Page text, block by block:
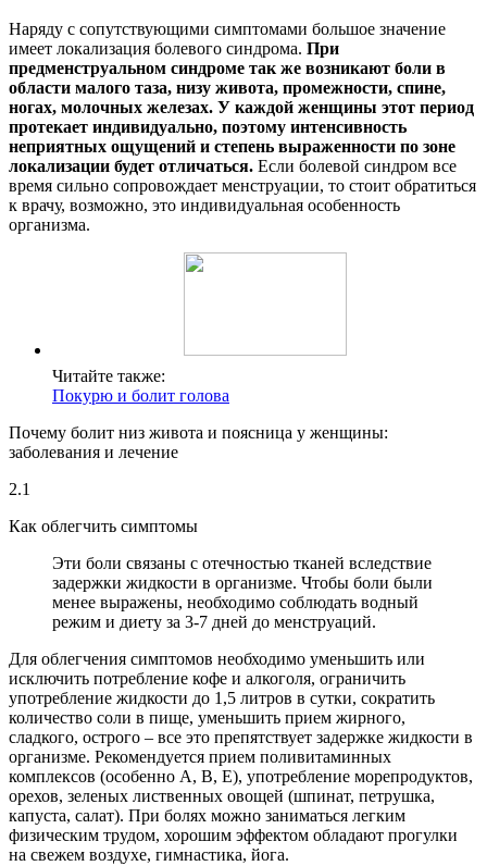
Наряду с сопутствующими симптомами большое значение
имеет локализация болевого синдрома. При
предменструальном синдроме так же возникают боли в
области малого таза, низу живота, промежности, спине,
ногах, молочных железах. У каждой женщины этот период
протекает индивидуально, поэтому интенсивность
неприятных ощущений и степень выраженности по зоне
локализации будет отличаться. Если болевой синдром все
время сильно сопровождает менструации, то стоит обратиться
к врачу, возможно, это индивидуальная особенность
организма.
Читайте также:
Покурю и болит голова
Почему болит низ живота и поясница у женщины:
заболевания и лечение
2.1
Как облегчить симптомы
Эти боли связаны с отечностью тканей вследствие
задержки жидкости в организме. Чтобы боли были
менее выражены, необходимо соблюдать водный
режим и диету за 3-7 дней до менструаций.
Для облегчения симптомов необходимо уменьшить или
исключить потребление кофе и алкоголя, ограничить
употребление жидкости до 1,5 литров в сутки, сократить
количество соли в пище, уменьшить прием жирного,
сладкого, острого – все это препятствует задержке жидкости в
организме. Рекомендуется прием поливитаминных
комплексов (особенно А, В, Е), употребление морепродуктов,
орехов, зеленых лиственных овощей (шпинат, петрушка,
капуста, салат). При болях можно заниматься легким
физическим трудом, хорошим эффектом обладают прогулки
на свежем воздухе, гимнастика, йога.